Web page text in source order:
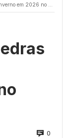
em 2026 no Ceará
0